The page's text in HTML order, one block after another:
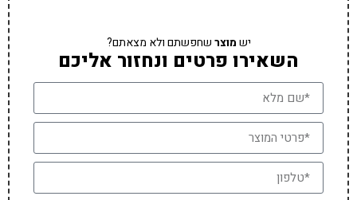
ישמוצרשחפשתם ולא מצאתם?
השאירו פרטים ונחזור אליכם